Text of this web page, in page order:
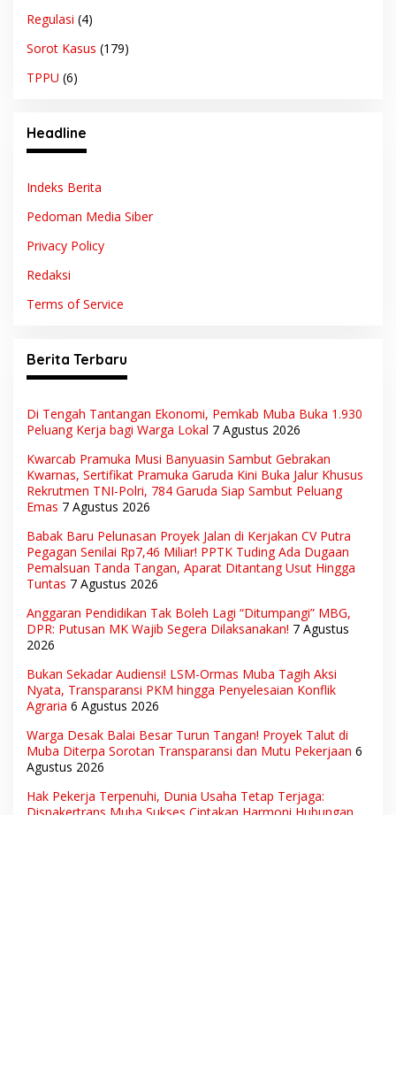
Regulasi (4)
Sorot Kasus (179)
TPPU (6)
Headline
Indeks Berita
Pedoman Media Siber
Privacy Policy
Redaksi
Terms of Service
Berita Terbaru
Di Tengah Tantangan Ekonomi, Pemkab Muba Buka 1.930
Peluang Kerja bagi Warga Lokal 7 Agustus 2026
Kwarcab Pramuka Musi Banyuasin Sambut Gebrakan
Kwarnas, Sertifikat Pramuka Garuda Kini Buka Jalur Khusus
Rekrutmen TNI-Polri, 784 Garuda Siap Sambut Peluang
Emas 7 Agustus 2026
Babak Baru Pelunasan Proyek Jalan di Kerjakan CV Putra
Pegagan Senilai Rp7,46 Miliar! PPTK Tuding Ada Dugaan
Pemalsuan Tanda Tangan, Aparat Ditantang Usut Hingga
Tuntas 7 Agustus 2026
Anggaran Pendidikan Tak Boleh Lagi “Ditumpangi” MBG,
DPR: Putusan MK Wajib Segera Dilaksanakan! 7 Agustus
2026
Bukan Sekadar Audiensi! LSM-Ormas Muba Tagih Aksi
Nyata, Transparansi PKM hingga Penyelesaian Konflik
Agraria 6 Agustus 2026
Warga Desak Balai Besar Turun Tangan! Proyek Talut di
Muba Diterpa Sorotan Transparansi dan Mutu Pekerjaan 6
Agustus 2026
Hak Pekerja Terpenuhi, Dunia Usaha Tetap Terjaga:
Disnakertrans Muba Sukses Ciptakan Harmoni Hubungan